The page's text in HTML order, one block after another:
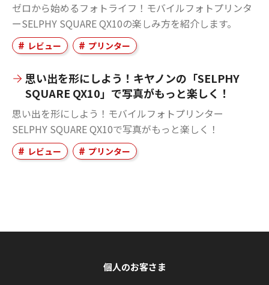
ゼロから始めるフォトライフ！モバイルフォトプリンタ
ーSELPHY SQUARE QX10の楽しみ方を紹介します。
レビュー プリンター
思い出を形にしよう！キヤノンの「SELPHY
SQUARE QX10」で写真がもっと楽しく！
思い出を形にしよう！モバイルフォトプリンター
SELPHY SQUARE QX10で写真がもっと楽しく！
レビュー プリンター
個人のお客さま